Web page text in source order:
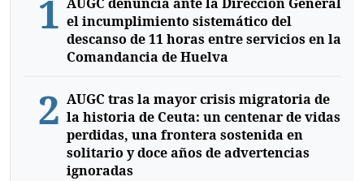
1 el incumplimiento sistemático del
descanso de 11 horas entre servicios en la
Comandancia de Huelva
2 AUGC tras la mayor crisis migratoria de
la historia de Ceuta: un centenar de vidas
perdidas, una frontera sostenida en
solitario y doce años de advertencias
ignoradas